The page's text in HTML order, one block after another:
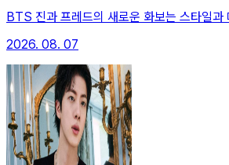
BTS 진과 프레드의 새로운 화보는 스타일과
2026. 08. 07